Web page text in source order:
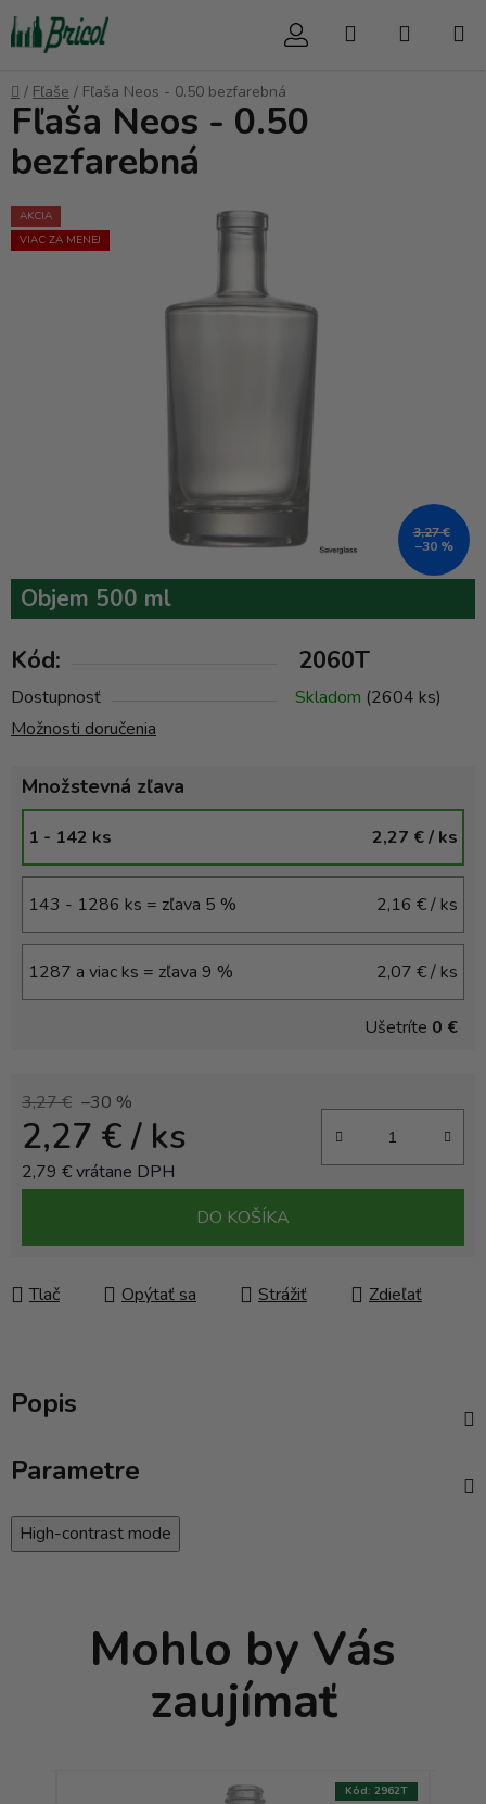
Prejsť
na
obsah
Hľadať
Domov
/ Fľaše / Fľaša Neos - 0.50 bezfarebná
Objem 500 ml
Kód: 2060T
Dostupnosť Skladom (2604 ks)
Možnosti doručenia
Množstevná zľava
1 - 142 ks 2,27 €/ ks
143 - 1286 ks = zľava 5 % 2,16 €/ ks
1287 a viac ks = zľava 9 % 2,07 €/ ks
Ušetríte 0 €
3,27 € –30 %
2,27 €/ ks
2,79 € vrátane DPH
DO KOŠÍKA
Tlač Opýtať sa Strážiť Zdieľať
Fľaša Neos - 0.50
bezfarebná
AKCIA
VIAC ZA MENEJ
3,27 €
–30 %
Popis
Parametre
High-contrast mode
Mohlo by Vás
zaujímať
Kód: 2962T